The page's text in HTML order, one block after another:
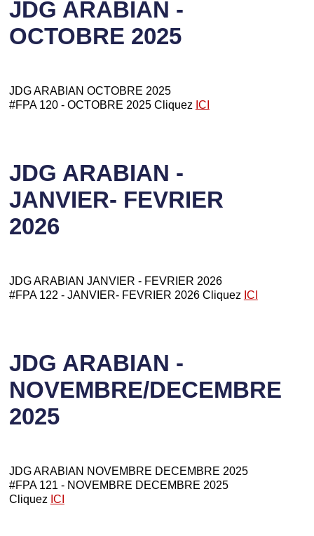
JDG ARABIAN -
OCTOBRE 2025
JDG ARABIAN OCTOBRE 2025
#FPA 120 - OCTOBRE 2025 Cliquez ICI
JDG ARABIAN -
JANVIER- FEVRIER
2026
JDG ARABIAN JANVIER - FEVRIER 2026
#FPA 122 - JANVIER- FEVRIER 2026 Cliquez ICI
JDG ARABIAN -
NOVEMBRE/DECEMBRE
2025
JDG ARABIAN NOVEMBRE DECEMBRE 2025
#FPA 121 - NOVEMBRE DECEMBRE 2025
Cliquez ICI